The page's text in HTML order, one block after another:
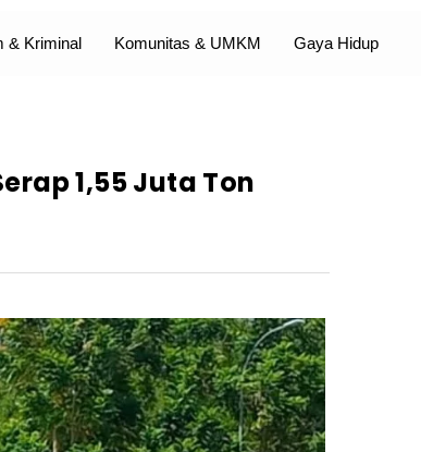
& Kriminal Komunitas & UMKM Gaya Hidup
1,55 Juta Ton